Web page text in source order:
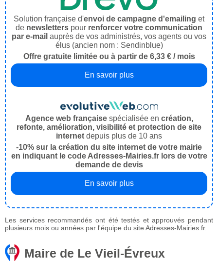
Solution française d'envoi de campagne d'emailing et
de newsletters pour renforcer votre communication
par e-mail auprès de vos administrés, vos agents ou vos
élus (ancien nom : Sendinblue)
Offre gratuite limitée ou à partir de 6,33 € / mois
En savoir plus
Agence web françaisespécialisée en création,
refonte, amélioration, visibilité et protection de site
internet depuis plus de 10 ans
-10% sur la création du site internet de votre mairie
en indiquant le code Adresses-Mairies.fr lors de votre
demande de devis
En savoir plus
Les services recommandés ont été testés et approuvés pendant
plusieurs mois ou années par l'équipe du site Adresses-Mairies.fr.
Maire de Le Vieil-Évreux